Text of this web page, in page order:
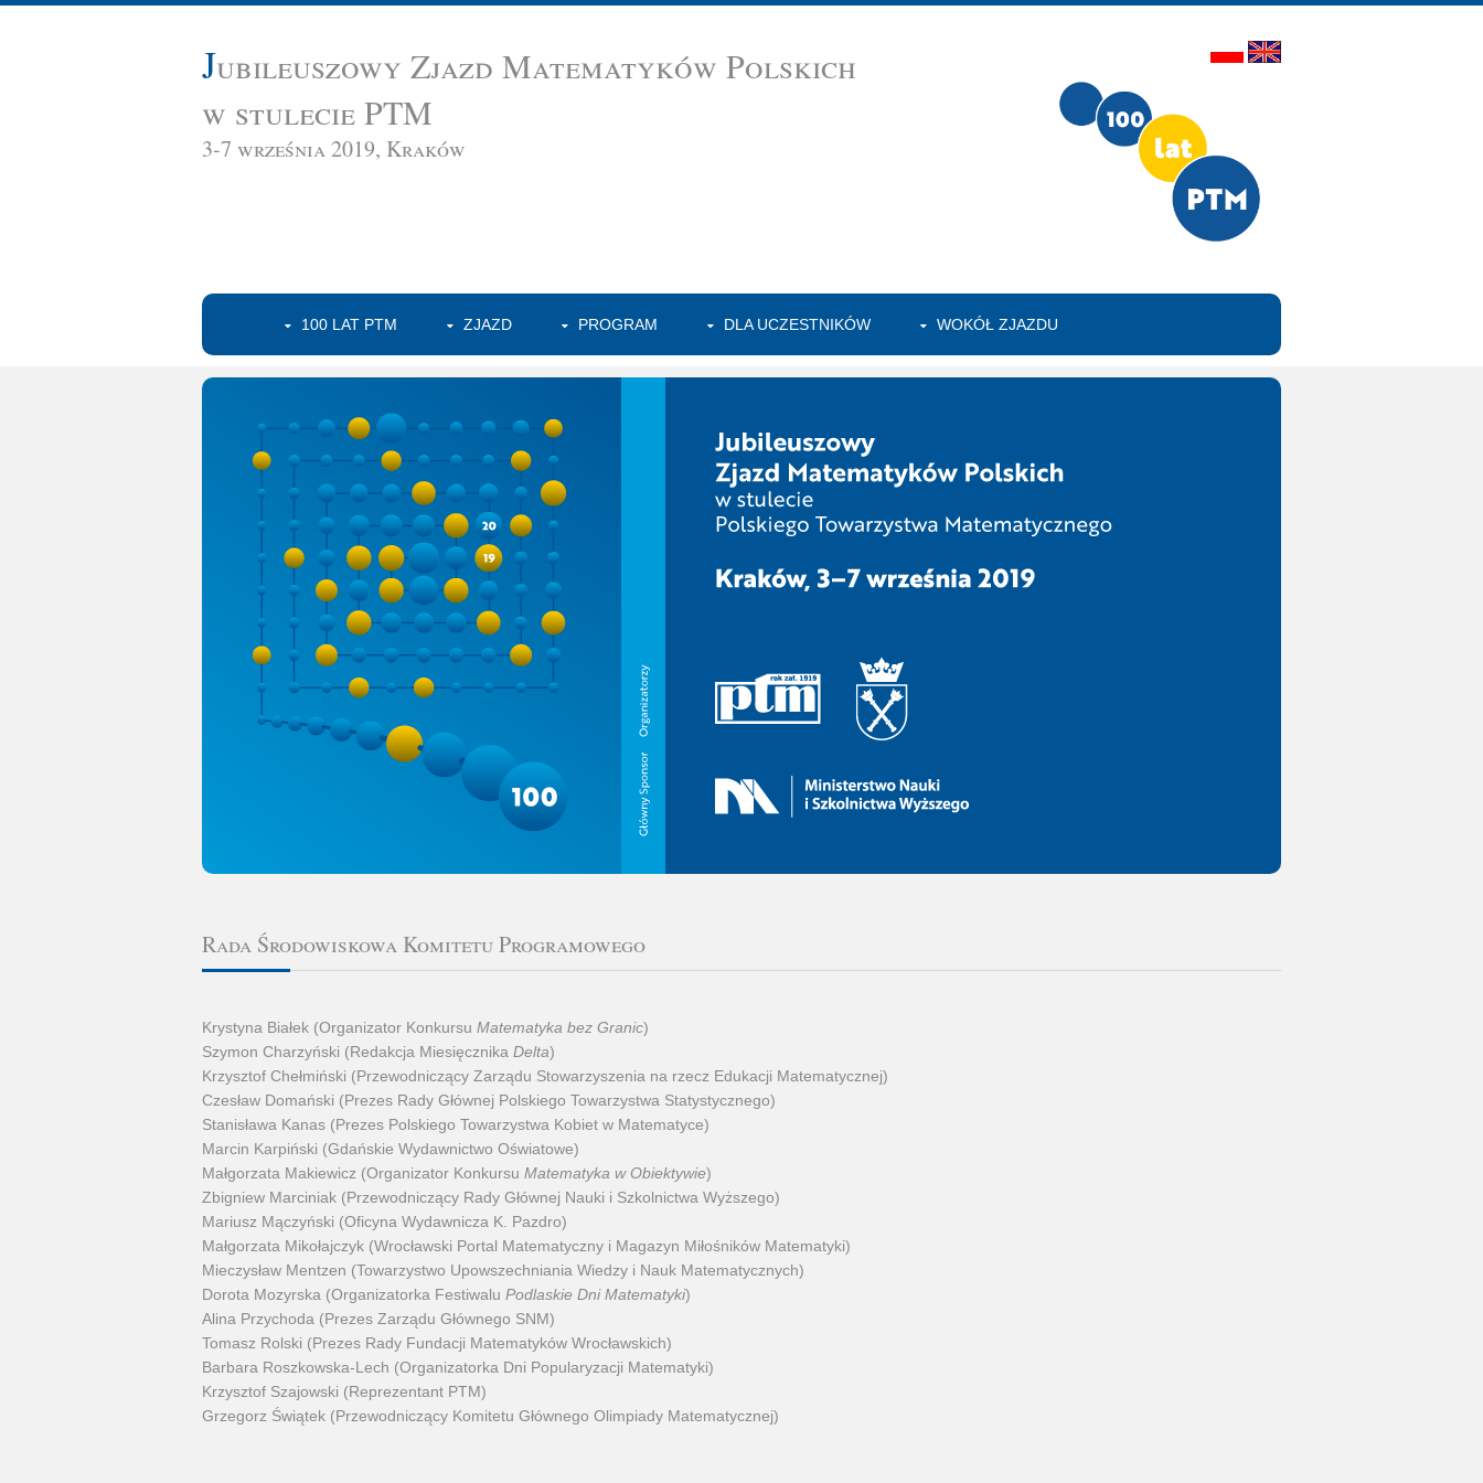
Jubileuszowy Zjazd Matematyków Polskich
w stulecie PTM
3-7 września 2019, Kraków
100 LAT PTM ZJAZD PROGRAM DLA UCZESTNIKÓW WOKÓŁ ZJAZDU
Rada Środowiskowa Komitetu Programowego
Krystyna Białek (Organizator Konkursu Matematyka bez Granic)
Szymon Charzyński (Redakcja Miesięcznika Delta)
Krzysztof Chełmiński (Przewodniczący Zarządu Stowarzyszenia na rzecz Edukacji Matematycznej)
Czesław Domański (Prezes Rady Głównej Polskiego Towarzystwa Statystycznego)
Stanisława Kanas (Prezes Polskiego Towarzystwa Kobiet w Matematyce)
Marcin Karpiński (Gdańskie Wydawnictwo Oświatowe)
Małgorzata Makiewicz (Organizator Konkursu Matematyka w Obiektywie)
Zbigniew Marciniak (Przewodniczący Rady Głównej Nauki i Szkolnictwa Wyższego)
Mariusz Mączyński (Oficyna Wydawnicza K. Pazdro)
Małgorzata Mikołajczyk (Wrocławski Portal Matematyczny i Magazyn Miłośników Matematyki)
Mieczysław Mentzen (Towarzystwo Upowszechniania Wiedzy i Nauk Matematycznych)
Dorota Mozyrska (Organizatorka Festiwalu Podlaskie Dni Matematyki)
Alina Przychoda (Prezes Zarządu Głównego SNM)
Tomasz Rolski (Prezes Rady Fundacji Matematyków Wrocławskich)
Barbara Roszkowska-Lech (Organizatorka Dni Popularyzacji Matematyki)
Krzysztof Szajowski (Reprezentant PTM)
Grzegorz Świątek (Przewodniczący Komitetu Głównego Olimpiady Matematycznej)